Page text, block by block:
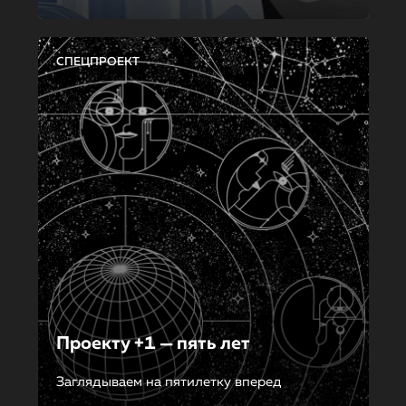
СПЕЦПРОЕКТ
Проекту +1 — пять лет
Заглядываем на пятилетку вперед